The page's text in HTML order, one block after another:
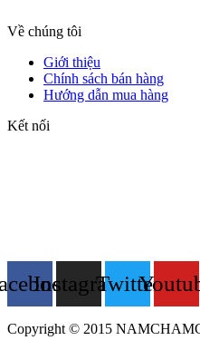
Về chúng tôi
Giới thiệu
Chính sách bán hàng
Hướng dẫn mua hàng
Kết nối
InstagramTwitter
Copyright © 2015